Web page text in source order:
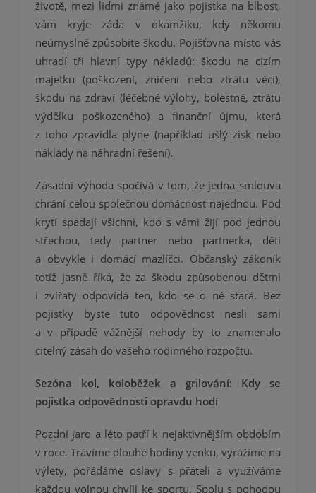
životě, mezi lidmi známé jako pojistka na blbost,
vám kryje záda v okamžiku, kdy někomu
neúmyslně způsobíte škodu. Pojišťovna místo vás
uhradí tři hlavní typy nákladů: škodu na cizím
majetku (poškození, zničení nebo ztrátu věci),
škodu na zdraví (léčebné výlohy, bolestné, ztrátu
výdělku poškozeného) a finanční újmu, která
z toho zpravidla plyne (například ušlý zisk nebo
náklady na náhradní řešení).
Zásadní výhoda spočívá v tom, že jedna smlouva
chrání celou společnou domácnost najednou. Pod
krytí spadají všichni, kdo s vámi žijí pod jednou
střechou, tedy partner nebo partnerka, děti
a obvykle i domácí mazlíčci. Občanský zákoník
totiž jasně říká, že za škodu způsobenou dětmi
i zvířaty odpovídá ten, kdo se o ně stará. Bez
pojistky byste tuto odpovědnost nesli sami
a v případě vážnější nehody by to znamenalo
citelný zásah do vašeho rodinného rozpočtu.
Sezóna kol, koloběžek a grilování: Kdy se
pojistka odpovědnosti opravdu hodí
Pozdní jaro a léto patří k nejaktivnějším obdobím
v roce. Trávíme dlouhé hodiny venku, vyrážíme na
výlety, pořádáme oslavy s přáteli a využíváme
každou volnou chvíli ke sportu. Spolu s pohodou